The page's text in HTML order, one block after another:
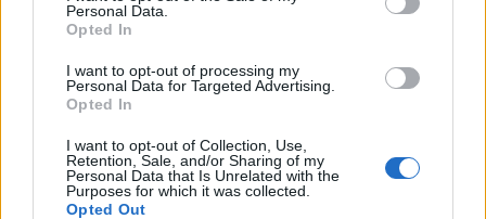
Personal Data.
Opted In
I want to opt-out of processing my
Personal Data for Targeted Advertising.
Opted In
I want to opt-out of Collection, Use,
Retention, Sale, and/or Sharing of my
Personal Data that Is Unrelated with the
Purposes for which it was collected.
Opted Out
Arrestati cinque agenti della polizia locale di Milano: le
accuse e i dettagli
NEWS